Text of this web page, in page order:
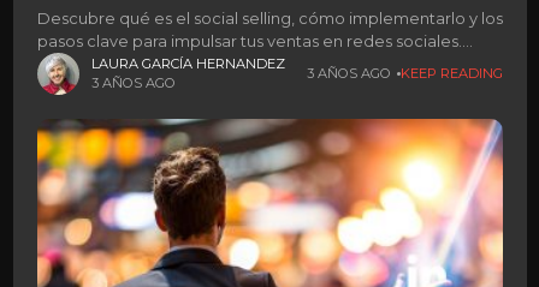
Descubre qué es el social selling, cómo implementarlo y los
pasos clave para impulsar tus ventas en redes sociales.
Aprende a conectar y vender más eficazmente.
LAURA GARCÍA HERNANDEZ
3 AÑOS AGO
3 AÑOS AGO KEEP READING